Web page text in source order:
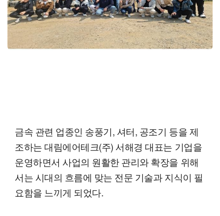
금속 관련 업종인 송풍기, 셔터, 공조기 등을 제
조하는 대림에어테크(주) 서해경 대표는 기업을
운영하면서 사업의 원활한 관리와 확장을 위해
서는 시대의 흐름에 맞는 전문 기술과 지식이 필
요함을 느끼게 되었다.